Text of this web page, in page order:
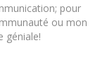
pour
ou mon
géniale!